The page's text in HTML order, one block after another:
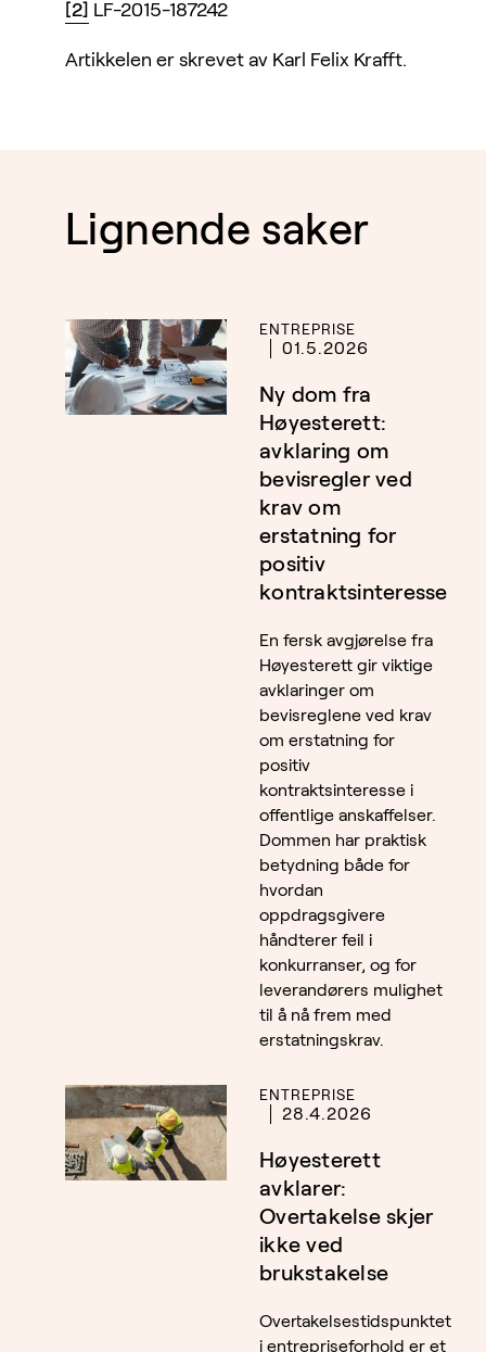
[2] LF-2015-187242
Artikkelen er skrevet av Karl Felix Krafft.
Lignende saker
ENTREPRISE
01.5.2026
Ny dom fra
Høyesterett:
avklaring om
bevisregler ved
krav om
erstatning for
positiv
kontraktsinteresse
En fersk avgjørelse fra
Høyesterett gir viktige
avklaringer om
bevisreglene ved krav
om erstatning for
positiv
kontraktsinteresse i
offentlige anskaffelser.
Dommen har praktisk
betydning både for
hvordan
oppdragsgivere
håndterer feil i
konkurranser, og for
leverandørers mulighet
til å nå frem med
erstatningskrav.
ENTREPRISE
28.4.2026
Høyesterett
avklarer:
Overtakelse skjer
ikke ved
brukstakelse
Overtakelsestidspunktet
i entrepriseforhold er et